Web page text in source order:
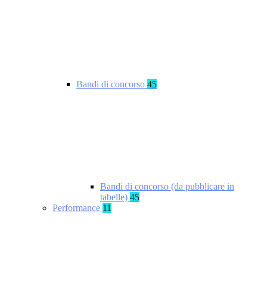
Bandi di concorso 45
Bandi di concorso (da pubblicare in
tabelle) 45
Performance 11